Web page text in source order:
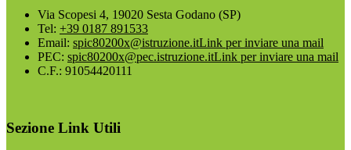
Via Scopesi 4, 19020 Sesta Godano (SP)
Tel: +39 0187 891533
Email: spic80200x@istruzione.itLink per inviare una mail
PEC: spic80200x@pec.istruzione.itLink per inviare una mail
C.F.: 91054420111
Sezione Link Utili